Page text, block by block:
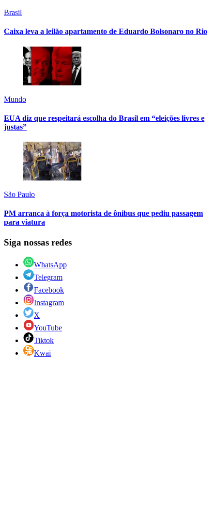
Brasil
Caixa leva a leilão apartamento de Eduardo Bolsonaro no Rio
Mundo
EUA diz que respeitará escolha do Brasil em “eleições livres e
justas”
São Paulo
PM arranca à força motorista de ônibus que pediu passagem
para viatura
Siga nossas redes
WhatsApp
Telegram
Facebook
Instagram
X
YouTube
Tiktok
Kwai